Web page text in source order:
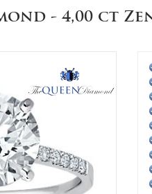
- 4,00 ct